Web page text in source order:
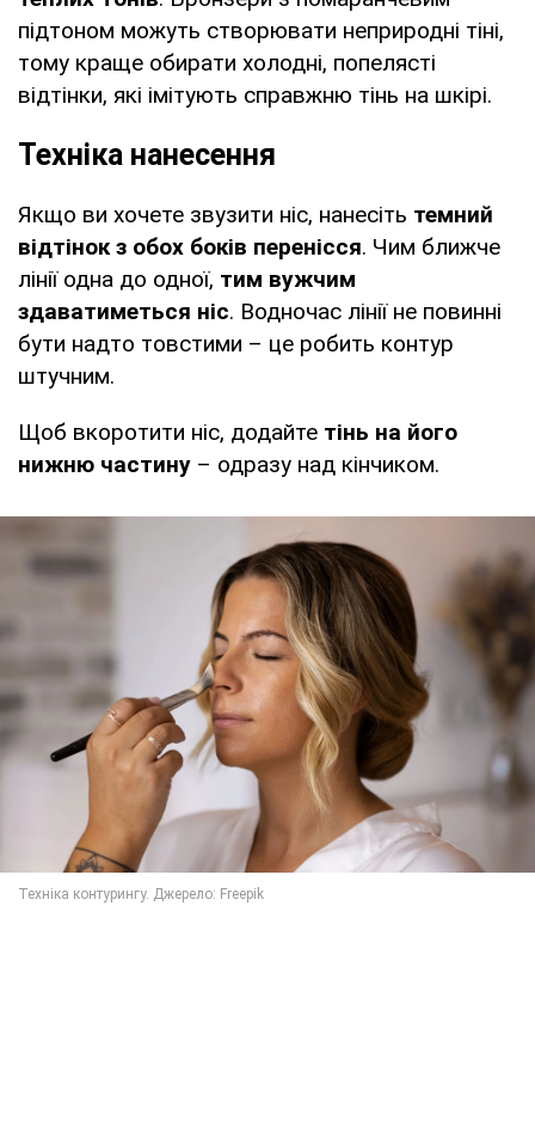
підтоном можуть створювати неприродні тіні,
тому краще обирати холодні, попелясті
відтінки, які імітують справжню тінь на шкірі.
Техніка нанесення
Якщо ви хочете звузити ніс, нанесіть темний
відтінок з обох боків перенісся. Чим ближче
лінії одна до одної, тим вужчим
здаватиметься ніс. Водночас лінії не повинні
бути надто товстими – це робить контур
штучним.
Щоб вкоротити ніс, додайте тінь на його
нижню частину – одразу над кінчиком.